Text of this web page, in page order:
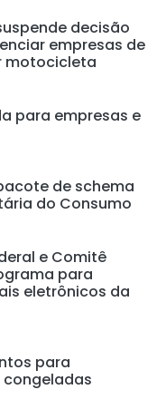
decisão
empresas de
motocicleta
para empresas e
de schema
do Consumo
e Comitê
para
eletrônicos da
para